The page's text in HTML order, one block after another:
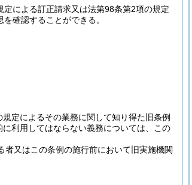
による訂正請求又は法第98条第2項の規定
確認することができる。
規定によるその業務に関して知り得た旧条例
利用してはならない義務については、この
者又はこの条例の施行前において旧実施機関